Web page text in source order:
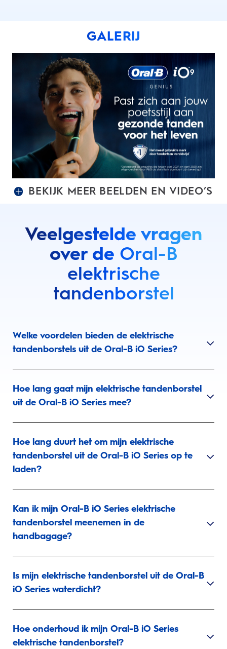
GALERIJ
BEKIJK MEER BEELDEN EN VIDEO’S
Veelgestelde vragen
over de Oral-B
elektrische
tandenborstel
Welke voordelen bieden de elektrische
tandenborstels uit de Oral-B iO Series?
Hoe lang gaat mijn elektrische tandenborstel
uit de Oral-B iO Series mee?
Hoe lang duurt het om mijn elektrische
tandenborstel uit de Oral-B iO Series op te
laden?
Kan ik mijn Oral-B iO Series elektrische
tandenborstel meenemen in de
handbagage?
Is mijn elektrische tandenborstel uit de Oral-B
iO Series waterdicht?
Hoe onderhoud ik mijn Oral-B iO Series
elektrische tandenborstel?